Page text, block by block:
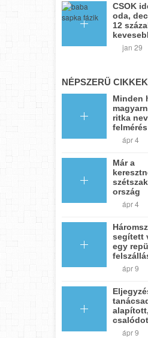
CSOK
oda,
12
jan 29
NÉPSZERŰ CIKKEK
Minden
ritka
ápr 4
Már a
ország
ápr 4
segített
egy
ápr 9
ápr 9